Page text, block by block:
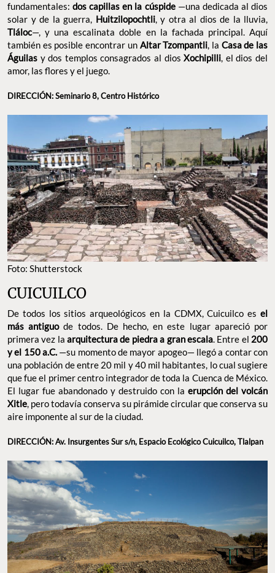
fundamentales:dos capillas en la cúspide—una dedicada al dios
solar y de la guerra, Huitzilopochtli, y otra al dios de la lluvia,
Tláloc—, y una escalinata doble en la fachada principal. Aquí
también es posible encontrar un Altar Tzompantli, la Casa de las
Águilas y dos templos consagrados al diosXochipilli, el dios del
amor, las flores y el juego.
DIRECCIÓN: Seminario 8, Centro Histórico
Foto: Shutterstock
CUICUILCO
De todos los sitios arqueológicos en la CDMX, Cuicuilco es el
más antiguode todos. De hecho, en este lugar apareció por
primera vez laarquitectura de piedra a gran escala. Entre el 200
y el 150 a.C. —su momento de mayor apogeo— llegó a contar con
una población de entre 20 mil y 40 mil habitantes, lo cual sugiere
que fue el primer centro integrador de toda la Cuenca de México.
El lugar fue abandonado y destruido con la erupción del volcán
Xitle, pero todavía conserva su pirámide circular que conserva su
aire imponente al sur de la ciudad.
DIRECCIÓN: Av. Insurgentes Sur s/n, Espacio Ecológico Cuicuilco, Tlalpan